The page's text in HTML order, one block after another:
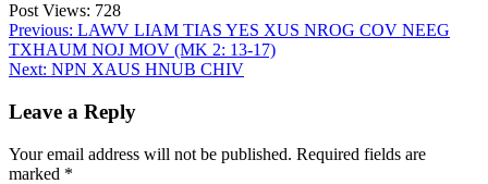
Post Views: 728
Post
navigation
Previous: LAWV LIAM TIAS YES XUS NROG COV NEEG
TXHAUM NOJ MOV (MK 2: 13-17)
Next: NPN XAUS HNUB CHIV
Leave a Reply
Your email address will not be published. Required fields are
marked *